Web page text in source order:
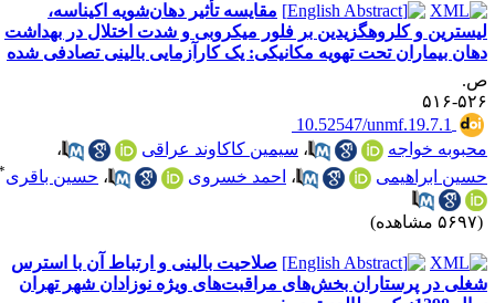
مقایسه تأثیر دهان‌شویه‌‌ اکیناسه،
و کلروهگزیدین بر فلور میکروبی و شدت اختلال در بهداشت
بیماران تحت تهویه مکانیکی: یک کارآزمایی بالینی تصادفی شده
۵۱۶
‎ 10.52547/unmf.19.7.1
خواجه
،سیمین کاکاوند عراقی
،
ابراهیمی
،احمد خسروی ،حسین باقری
صلاحیت بالینی و ارتباط آن با استرس
در پرستاران بخش‌های مراقبت‌های ویژه نوزادان شهر تهران